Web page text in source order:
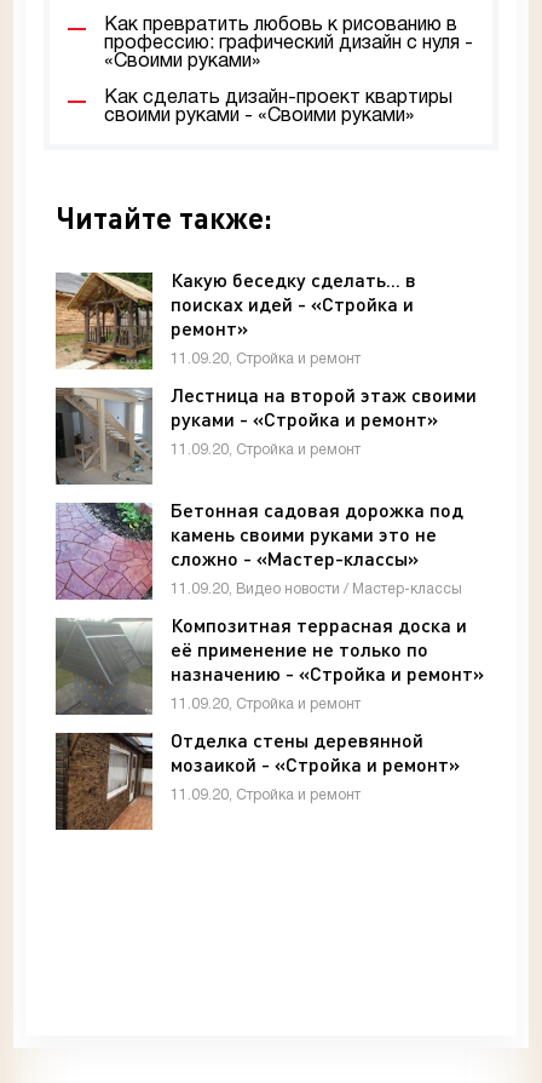
Как превратить любовь к рисованию в
профессию: графический дизайн с нуля -
«Своими руками»
Как сделать дизайн-проект квартиры
своими руками - «Своими руками»
Читайте также:
Какую беседку сделать... в
поисках идей - «Стройка и
ремонт»
11.09.20, Стройка и ремонт
Лестница на второй этаж своими
руками - «Стройка и ремонт»
11.09.20, Стройка и ремонт
Бетонная садовая дорожка под
камень своими руками это не
сложно - «Мастер-классы»
11.09.20, Видео новости / Мастер-классы
Композитная террасная доска и
её применение не только по
назначению - «Стройка и ремонт»
11.09.20, Стройка и ремонт
Отделка стены деревянной
мозаикой - «Стройка и ремонт»
11.09.20, Стройка и ремонт